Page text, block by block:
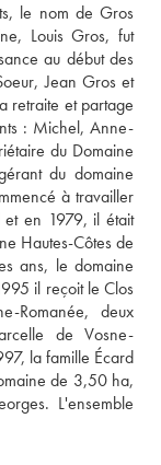
le nom de Gros
Louis Gros, fut
au début des
Jean Gros et
retraite et partage
: Michel, Anne-
du Domaine
du domaine
à travailler
et en 1979, il était
Hautes-Côtes de
ans, le domaine
il reçoit le Clos
Romanée, deux
de Vosne-
la famille Écard
de 3,50 ha,
L'ensemble